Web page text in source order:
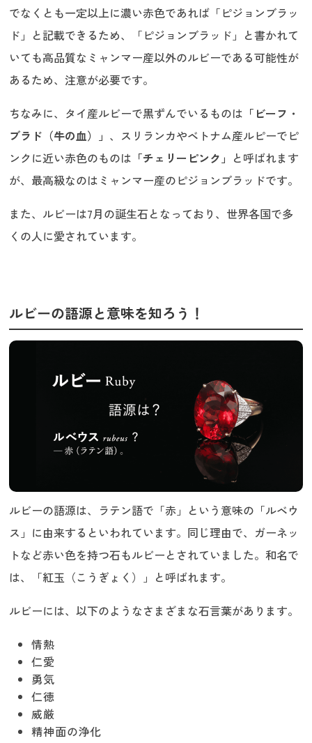
でなくとも一定以上に濃い赤色であれば「ピジョンブラッ
ド」と記載できるため、「ピジョンブラッド」と書かれて
いても高品質なミャンマー産以外のルビーである可能性が
あるため、注意が必要です。
ちなみに、タイ産ルビーで黒ずんでいるものは 「ビーフ・
ブラド（牛の血）」 、スリランカやベトナム産ルピーでピ
ンクに近い赤色のものは 「チェリーピンク」 と呼ばれます
が、最高級なのはミャンマー産のピジョンブラッドです。
また、ルビーは7月の誕生石となっており、世界各国で多
くの人に愛されています。
ルビーの語源と意味を知ろう！
ルビーの語源は、ラテン語で「赤」という意味の「ルベウ
ス」に由来するといわれています。同じ理由で、ガーネッ
トなど赤い色を持つ石もルビーとされていました。和名で
は、「紅玉（こうぎょく）」と呼ばれます。
ルビーには、以下のようなさまざまな石言葉があります。
情熱
仁愛
勇気
仁徳
威厳
精神面の浄化